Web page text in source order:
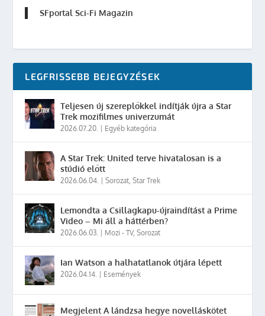
SFportal Sci-Fi Magazin
LEGFRISSEBB BEJEGYZÉSEK
Teljesen új szereplőkkel indítják újra a Star
Trek mozifilmes univerzumát
2026.07.20. | Egyéb kategória
A Star Trek: United terve hivatalosan is a
stúdió előtt
2026.06.04. |Sorozat ,Star Trek
Lemondta a Csillagkapu-újraindítást a Prime
Video – Mi áll a háttérben?
2026.06.03. | Mozi - TV,Sorozat
Ian Watson a halhatatlanok útjára lépett
2026.04.14. | Események
Megjelent A lándzsa hegye novelláskötet